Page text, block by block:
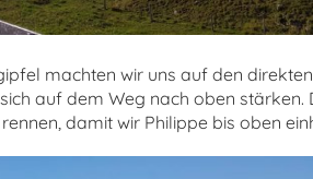
machten wir uns auf den
auf dem Weg nach oben
damit wir Philippe bis oben